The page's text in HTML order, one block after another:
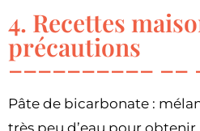
4. Recettes
précautions
Pâte de bicarbonate :